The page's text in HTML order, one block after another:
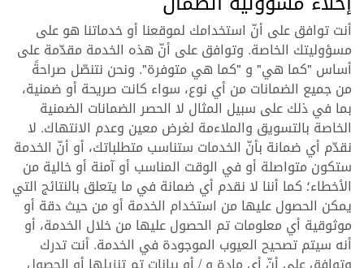
أنت توافق على أنّ استخدامك لموقعنا أو خدماتنا هو على
مسؤوليتك الخاصة. وتوافق على أنّ هذه الخدمة مقدّمة على
أساس "كما هي" و "كما هي متوفرة". ونحن نتنصّل صراحةً
من جميع الضمانات من أي نوع، سواء كانت صريحة أو ضمنية،
بما في ذلك على سبيل المثال لا الحصر الضمانات الضمنية
الخاصة بالتسويق والملاءمة لغرض معين وعدم الانتهاك. لا
نقدّم أي ضمانة بأنّ الخدمات ستناسب متطلباتك، أو أنّ الخدمة
ستكون متواصلة أو في الوقت المناسب أو آمنة أو خالية من
الأخطاء؛ كما أننا لا نقدم أي ضمانة في ما يتعلق بالنتائج التي
يمكن الحصول عليها من استخدام الخدمة أو من حيث دقة أو
موثوقية أي معلومات تم الحصول عليها من خلال الخدمة، أو
أنه سيتم تصحيح العيوب الموجودة في الخدمة. أنت تدرك